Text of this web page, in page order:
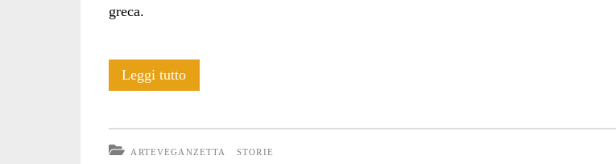
greca.
Leggi tuttoIcaro
ARTEVEGANZETTA STORIE